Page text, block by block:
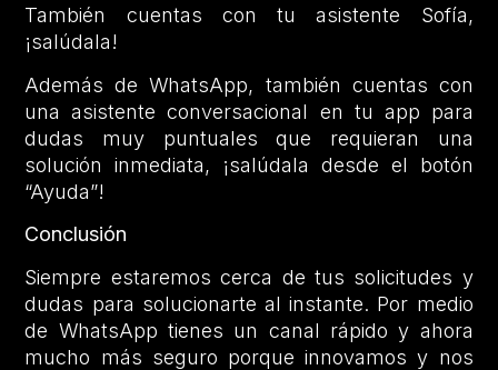
También cuentas con tu asistente Sofía,
¡salúdala!
Además de WhatsApp, también cuentas con
una asistente conversacional en tu app para
dudas muy puntuales que requieran una
solución inmediata, ¡salúdala desde el botón
“Ayuda”!
Conclusión
Siempre estaremos cerca de tus solicitudes y
dudas para solucionarte al instante. Por medio
de WhatsApp tienes un canal rápido y ahora
mucho más seguro porque innovamos y nos